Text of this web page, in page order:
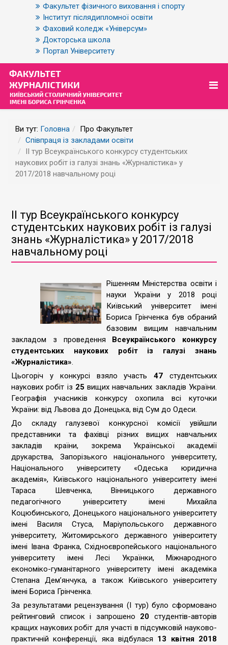
Факультет фізичного виховання і спорту
Інститут післядипломної освіти
Фаховий коледж «Універсум»
Докторська школа
Портал Університету
Ви тут: Головна
Про Факультет
Співпраця із закладами освіти
ІІ тур Всеукраїнського конкурсу студентських
наукових робіт із галузі знань «Журналістика» у
2017/2018 навчальному році
ІІ тур Всеукраїнського конкурсу
студентських наукових робіт із галузі
знань «Журналістика» у 2017/2018
навчальному році
Рішенням Міністерства освіти і
науки України у 2018 році
Київський університет імені
Бориса Грінченка був обраний
базовим вищим навчальним
закладом з проведення Всеукраїнського конкурсу
студентських наукових робіт із галузі знань
«Журналістика».
Цьогоріч у конкурсі взяло участь47 студентських
наукових робіт із 25 вищих навчальних закладів України.
Географія учасників конкурсу охопила всі куточки
України: від Львова до Донецька, від Сум до Одеси.
До складу галузевої конкурсної комісії увійшли
представники та фахівці різних вищих навчальних
закладів країни, зокрема Української академії
друкарства, Запорізького національного університету,
Національного університету «Одеська юридична
академія», Київського національного університету імені
Тараса Шевченка, Вінницького державного
педагогічного університету імені Михайла
Коцюбинського, Донецького національного університету
імені Василя Стуса, Маріупольського державного
університету, Житомирського державного університету
імені Івана Франка, Східноєвропейського національного
університету імені Лесі Українки, Міжнародного
економіко-гуманітарного університету імені академіка
Степана Дем’янчука, а також Київського університету
імені Бориса Грінченка.
За результатами рецензування (І тур) було сформовано
рейтинговий список і запрошено 20 студентів-авторів
кращих наукових робіт для участі в підсумковій науково-
практичній конференції, яка відбулася 13 квітня 2018